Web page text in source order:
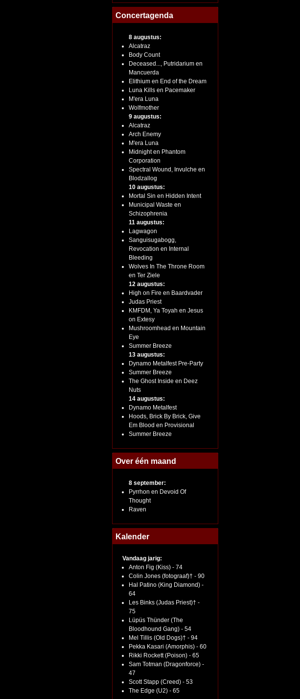
Concertagenda
8 augustus:
Alcatraz
Body Count
Deceased..., Putridarium en
Mancuerda
Elithium en End of the Dream
Luna Kills en Pacemaker
M'era Luna
Wolfmother
9 augustus:
Alcatraz
Arch Enemy
M'era Luna
Midnight en Phantom
Corporation
Spectral Wound, Invulche en
Blodzallog
10 augustus:
Mortal Sin en Hidden Intent
Municipal Waste en
Schizophrenia
11 augustus:
Lagwagon
Sanguisugabogg,
Revocation en Internal
Bleeding
Wolves In The Throne Room
en Ter Ziele
12 augustus:
High on Fire en Baardvader
Judas Priest
KMFDM, Ya Toyah en Jesus
on Extesy
Mushroomhead en Mountain
Eye
Summer Breeze
13 augustus:
Dynamo Metalfest Pre-Party
Summer Breeze
The Ghost Inside en Deez
Nuts
14 augustus:
Dynamo Metalfest
Hoods, Brick By Brick, Give
Em Blood en Provisional
Summer Breeze
Over één maand
8 september:
Pyrrhon en Devoid Of
Thought
Raven
Kalender
Vandaag jarig:
Anton Fig (Kiss) - 74
Colin Jones (fotograaf)† - 90
Hal Patino (King Diamond) -
64
Les Binks (Judas Priest)† -
75
Lüpüs Thünder (The
Bloodhound Gang) - 54
Mel Tillis (Old Dogs)† - 94
Pekka Kasari (Amorphis) - 60
Rikki Rockett (Poison) - 65
Sam Totman (Dragonforce) -
47
Scott Stapp (Creed) - 53
The Edge (U2) - 65